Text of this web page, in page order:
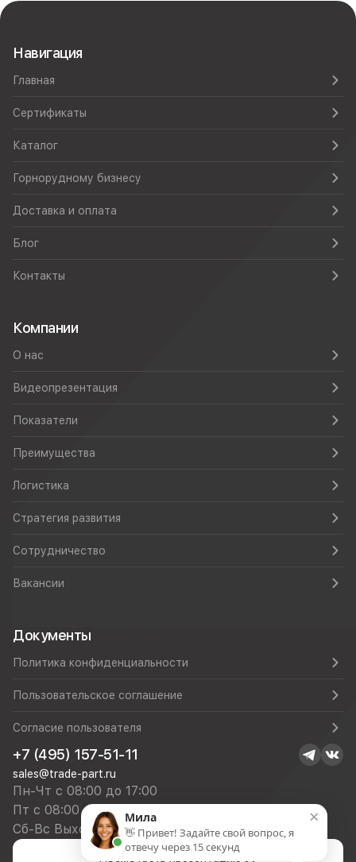
Навигация
Главная
Сертификаты
Каталог
Горнорудному бизнесу
Доставка и оплата
Блог
Контакты
Компании
О нас
Видеопрезентация
Показатели
Преимущества
Логистика
Стратегия развития
Сотрудничество
Вакансии
Документы
Политика конфиденциальности
Пользовательское соглашение
Согласие пользователя
+7 (495) 157-51-11
sales@trade-part.ru
Пн-Чт с 08:00 до 17:00
Пт с 08:00 до 16:00
Сб-Вс Выходной
×
Мила
👋 Привет! Задайте свой вопрос, я
отвечу через 15 секунд